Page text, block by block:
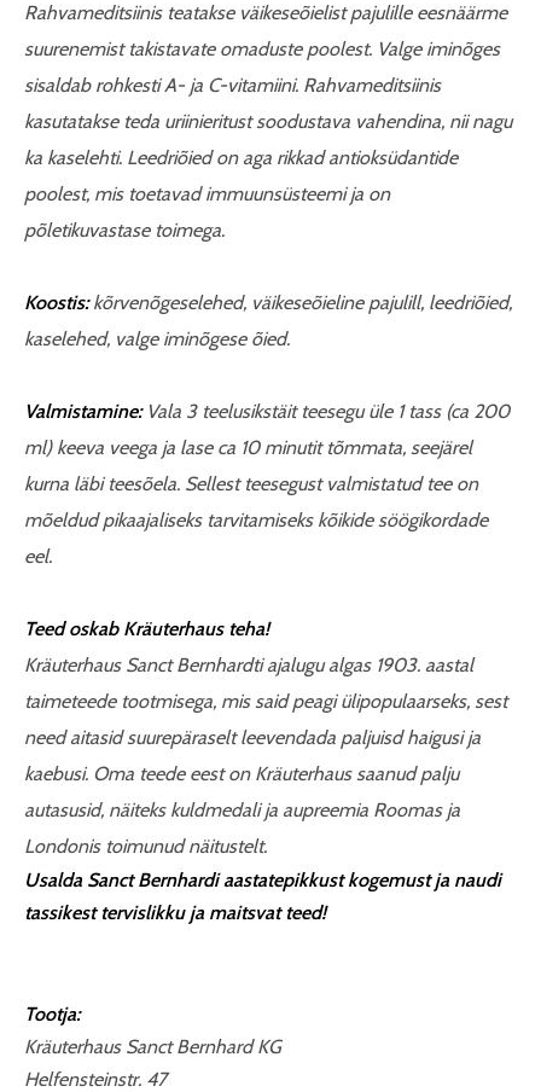
Rahvameditsiinis teatakse väikeseõielist pajulille eesnäärme
suurenemist takistavate omaduste poolest. Valge iminõges
sisaldab rohkesti A- ja C-vitamiini. Rahvameditsiinis
kasutatakse teda uriinieritust soodustava vahendina, nii nagu
ka kaselehti. Leedriõied on aga rikkad antioksüdantide
poolest, mis toetavad immuunsüsteemi ja on
põletikuvastase toimega.
Koostis:kõrvenõgeselehed, väikeseõieline pajulill, leedriõied,
kaselehed, valge iminõgese õied.
Valmistamine:Vala 3 teelusikstäit teesegu üle 1 tass (ca 200
ml) keeva veega ja lase ca 10 minutit tõmmata, seejärel
kurna läbi teesõela. Sellest teesegust valmistatud tee on
mõeldud pikaajaliseks tarvitamiseks kõikide söögikordade
eel.
Teed oskab Kräuterhaus teha!
Kräuterhaus Sanct Bernhardti ajalugu algas 1903. aastal
taimeteede tootmisega, mis said peagi ülipopulaarseks, sest
need aitasid suurepäraselt leevendada paljuisd haigusi ja
kaebusi. Oma teede eest on Kräuterhaus saanud palju
autasusid, näiteks kuldmedali ja aupreemia Roomas ja
Londonis toimunud näitustelt.
Usalda Sanct Bernhardi aastatepikkust kogemust ja naudi
tassikest tervislikku ja maitsvat teed!
Tootja:
Kräuterhaus Sanct Bernhard KG
Helfensteinstr. 47